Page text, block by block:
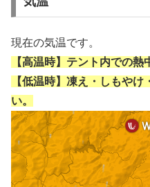
現在の気温です。
【高温時】テント内での熱
【低温時】凍え・しもや
い。